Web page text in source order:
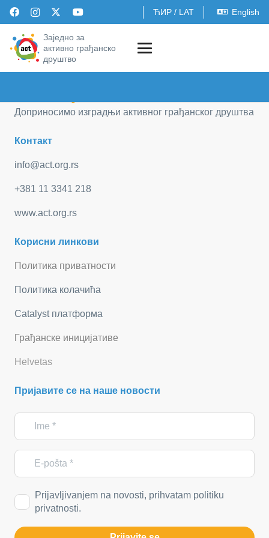
ЋИР / LAT English
Заједно за
активно грађанско
друштво
Доприносимо изградњи активног грађанског друштва
Контакт
info@act.org.rs
+381 11 3341 218
www.act.org.rs
Корисни линкови
Политика приватности
Политика колачића
Catalyst платформа
Грађанске иницијативе
Helvetas
Пријавите се на наше новости
Prijavljivanjem na novosti, prihvatam politiku
privatnosti.